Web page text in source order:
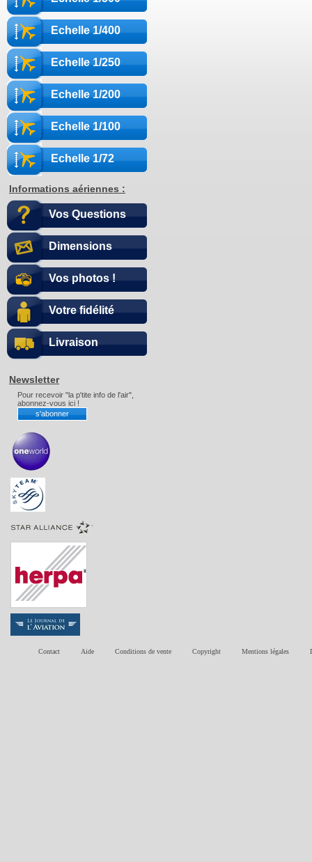
Echelle 1/400
Echelle 1/250
Echelle 1/200
Echelle 1/100
Echelle 1/72
Informations aériennes :
Vos Questions
Dimensions
Vos photos !
Votre fidélité
Livraison
Newsletter
Pour recevoir "la p'tite info de l'air",
abonnez-vous ici !
Contact Aide Conditions de vente Copyright Mentions légales